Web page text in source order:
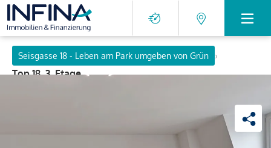
Seisgasse 18 - Leben am Park umgeben von Grün
›
Top 18, 3. Etage